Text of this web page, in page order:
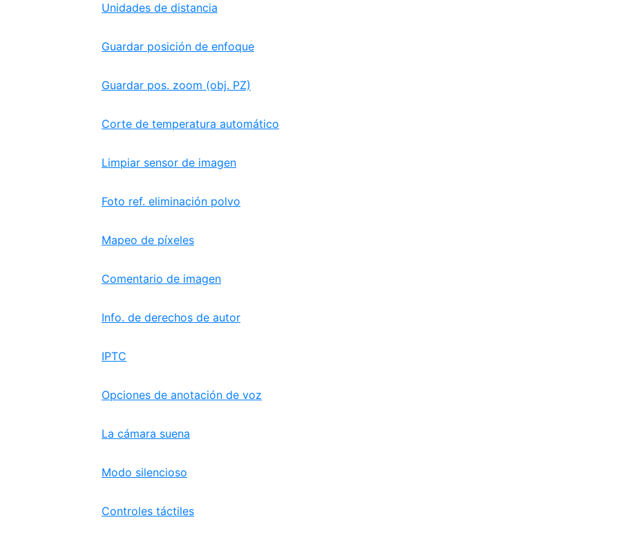
Unidades de distancia
Guardar posición de enfoque
Guardar pos. zoom (obj. PZ)
Corte de temperatura automático
Limpiar sensor de imagen
Foto ref. eliminación polvo
Mapeo de píxeles
Comentario de imagen
Info. de derechos de autor
IPTC
Opciones de anotación de voz
La cámara suena
Modo silencioso
Controles táctiles